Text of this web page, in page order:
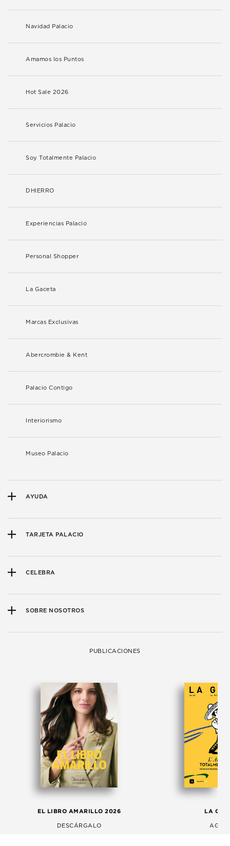
Navidad Palacio
Amamos los Puntos
Hot Sale 2026
Servicios Palacio
Soy Totalmente Palacio
DHIERRO
Experiencias Palacio
Personal Shopper
La Gaceta
Marcas Exclusivas
Abercrombie & Kent
Palacio Contigo
Interiorismo
Museo Palacio
AYUDA
TARJETA PALACIO
CELEBRA
SOBRE NOSOTROS
PUBLICACIONES
EL LIBRO AMARILLO 2026
DESCÁRGALO
LA